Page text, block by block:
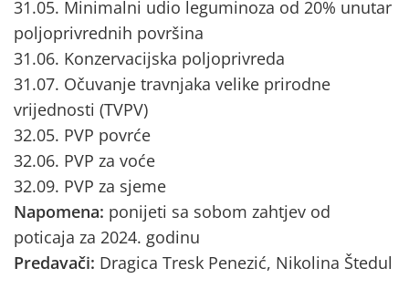
31.05. Minimalni udio leguminoza od 20% unutar
poljoprivrednih površina
31.06. Konzervacijska poljoprivreda
31.07. Očuvanje travnjaka velike prirodne
vrijednosti (TVPV)
32.05. PVP povrće
32.06. PVP za voće
32.09. PVP za sjeme
Napomena: ponijeti sa sobom zahtjev od
poticaja za 2024. godinu
Predavači: Dragica Tresk Penezić, Nikolina Štedul